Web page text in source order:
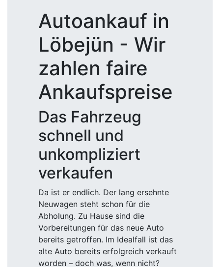
Autoankauf in
Löbejün - Wir
zahlen faire
Ankaufspreise
Das Fahrzeug
schnell und
unkompliziert
verkaufen
Da ist er endlich. Der lang ersehnte
Neuwagen steht schon für die
Abholung. Zu Hause sind die
Vorbereitungen für das neue Auto
bereits getroffen. Im Idealfall ist das
alte Auto bereits erfolgreich verkauft
worden – doch was, wenn nicht?